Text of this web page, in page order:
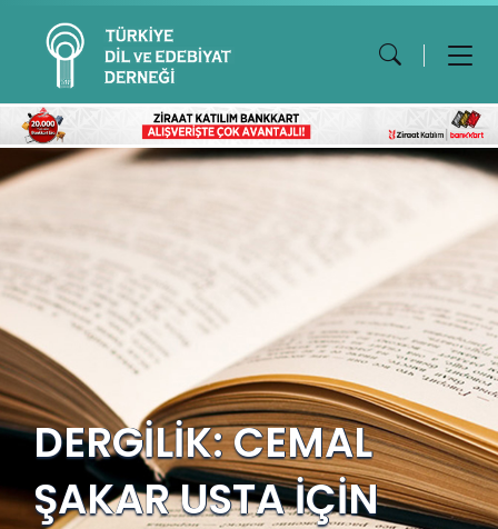
DERGİLİK: CEMAL
ŞAKAR USTA İÇİN